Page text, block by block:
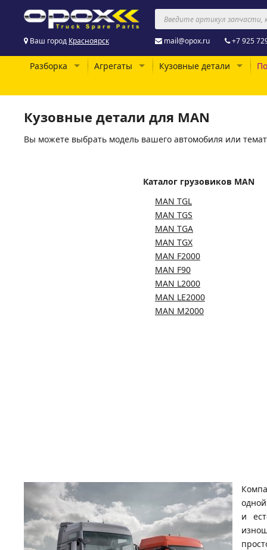
Ваш город Красноярск mail@opox.ru +7 925
Разборка Агрегаты Кузовные детали
Кузовные детали для MAN
Вы можете выбрать модель вашего автомобиля или
Каталог грузовиков MAN
MAN TGL
MAN TGS
MAN TGA
MAN TGX
MAN F2000
MAN F90
MAN L2000
MAN LE2000
MAN M2000
и